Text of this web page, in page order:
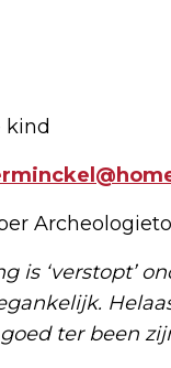
kind
is ‘verstopt’
ter been